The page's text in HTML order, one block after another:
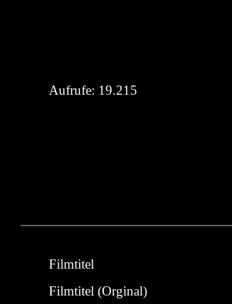
Aufrufe: 19.215
Filmtitel
Filmtitel (Orginal)